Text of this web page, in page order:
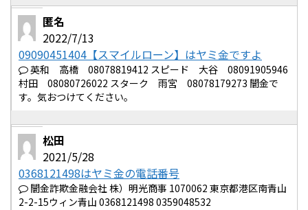
匿名
2022/7/13
09090451404【スマイルローン】はヤミ金ですよ
英和 高橋 08078819412 スピード 大谷 08091905946
村田 08080726022 スターク 雨宮 08078179273 闇金で
す。気おつけてください。
松田
2021/5/28
0368121498はヤミ金の電話番号
闇金詐欺金融会社 株）明光商事 1070062 東京都港区南青山
2-2-15ウィン青山 0368121498 0359048532